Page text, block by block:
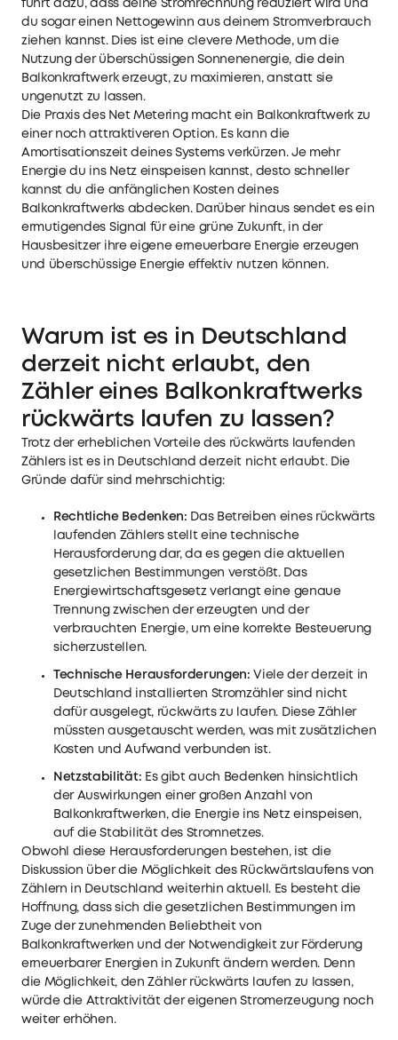
führt dazu, dass deine Stromrechnung reduziert wird und
du sogar einen Nettogewinn aus deinem Stromverbrauch
ziehen kannst. Dies ist eine clevere Methode, um die
Nutzung der überschüssigen Sonnenenergie, die dein
Balkonkraftwerk erzeugt, zu maximieren, anstatt sie
ungenutzt zu lassen.
Die Praxis des Net Metering macht ein Balkonkraftwerk zu
einer noch attraktiveren Option. Es kann die
Amortisationszeit deines Systems verkürzen. Je mehr
Energie du ins Netz einspeisen kannst, desto schneller
kannst du die anfänglichen Kosten deines
Balkonkraftwerks abdecken. Darüber hinaus sendet es ein
ermutigendes Signal für eine grüne Zukunft, in der
Hausbesitzer ihre eigene erneuerbare Energie erzeugen
und überschüssige Energie effektiv nutzen können.
Warum ist es in Deutschland
derzeit nicht erlaubt, den
Zähler eines Balkonkraftwerks
rückwärts laufen zu lassen?
Trotz der erheblichen Vorteile des rückwärts laufenden
Zählers ist es in Deutschland derzeit nicht erlaubt. Die
Gründe dafür sind mehrschichtig:
Rechtliche Bedenken: Das Betreiben eines rückwärts
laufenden Zählers stellt eine technische
Herausforderung dar, da es gegen die aktuellen
gesetzlichen Bestimmungen verstößt. Das
Energiewirtschaftsgesetz verlangt eine genaue
Trennung zwischen der erzeugten und der
verbrauchten Energie, um eine korrekte Besteuerung
sicherzustellen.
Technische Herausforderungen:Viele der derzeit in
Deutschland installierten Stromzähler sind nicht
dafür ausgelegt, rückwärts zu laufen. Diese Zähler
müssten ausgetauscht werden, was mit zusätzlichen
Kosten und Aufwand verbunden ist.
Netzstabilität: Es gibt auch Bedenken hinsichtlich
der Auswirkungen einer großen Anzahl von
Balkonkraftwerken, die Energie ins Netz einspeisen,
auf die Stabilität des Stromnetzes.
Obwohl diese Herausforderungen bestehen, ist die
Diskussion über die Möglichkeit des Rückwärtslaufens von
Zählern in Deutschland weiterhin aktuell. Es besteht die
Hoffnung, dass sich die gesetzlichen Bestimmungen im
Zuge der zunehmenden Beliebtheit von
Balkonkraftwerken und der Notwendigkeit zur Förderung
erneuerbarer Energien in Zukunft ändern werden. Denn
die Möglichkeit, den Zähler rückwärts laufen zu lassen,
würde die Attraktivität der eigenen Stromerzeugung noch
weiter erhöhen.